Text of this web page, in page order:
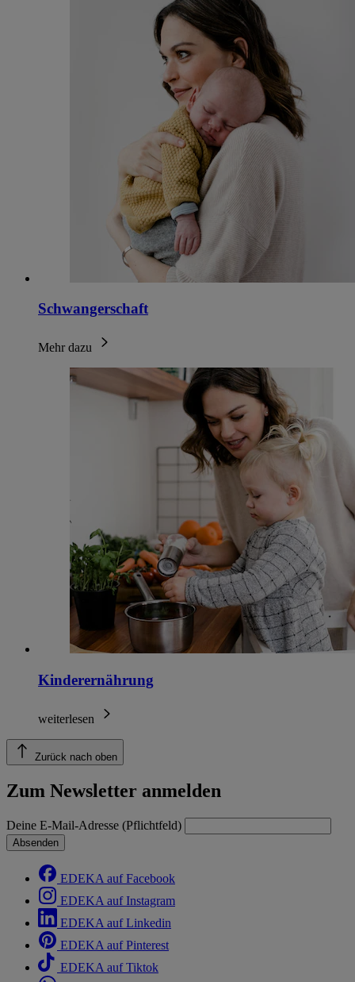
Schwangerschaft
Mehr dazu
Kinderernährung
weiterlesen
Zurück nach oben
Zum Newsletter anmelden
Deine E-Mail-Adresse (Pflichtfeld)
Absenden
EDEKA auf Facebook
EDEKA auf Instagram
EDEKA auf Linkedin
EDEKA auf Pinterest
EDEKA auf Tiktok